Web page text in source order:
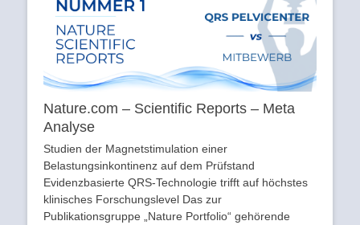
Nature.com – Scientific Reports – Meta
Analyse
Studien der Magnetstimulation einer
Belastungsinkontinenz auf dem Prüfstand
Evidenzbasierte QRS-Technologie trifft auf höchstes
klinisches Forschungslevel Das zur
Publikationsgruppe „Nature Portfolio“ gehörende